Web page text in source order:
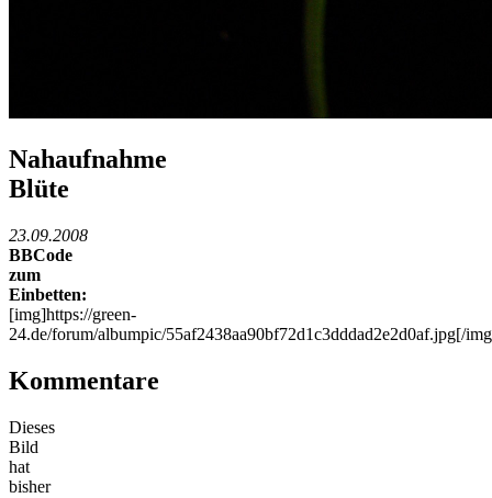
Nahaufnahme
Blüte
23.09.2008
BBCode
zum
Einbetten:
[img]https://green-
24.de/forum/albumpic/55af2438aa90bf72d1c3dddad2e2d0af.jpg[/
Kommentare
Dieses
Bild
hat
bisher